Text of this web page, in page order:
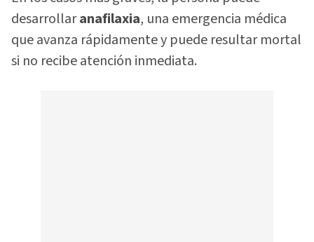
desarrollaranafilaxia, una emergencia médica
que avanza rápidamente y puede resultar mortal
si no recibe atención inmediata.